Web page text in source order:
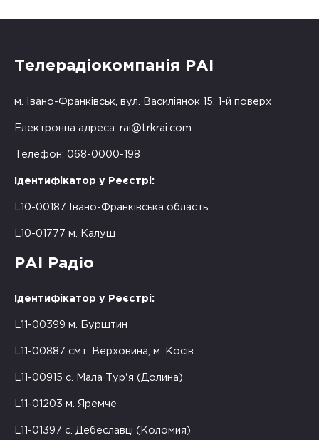
Телерадіокомпанія РАІ
м. Івано-Франківськ, вул. Василіянок 15, 1-й поверх
Електронна адреса: rai@trkrai.com
Телефон: 068-0000-198
Ідентифікатор у Реєстрі:
L10-00187 Івано-Франківська область
L10-01777 м. Калуш
РАІ Радіо
Ідентифікатор у Реєстрі:
L11-00399 м. Бурштин
L11-00887 смт. Верховина, м. Косів
L11-00915 с. Мала Тур'я (Долина)
L11-01203 м. Яремче
L11-01397 с. Дебеславці (Коломия)